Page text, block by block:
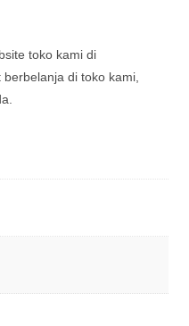
toko kami di
di toko kami,